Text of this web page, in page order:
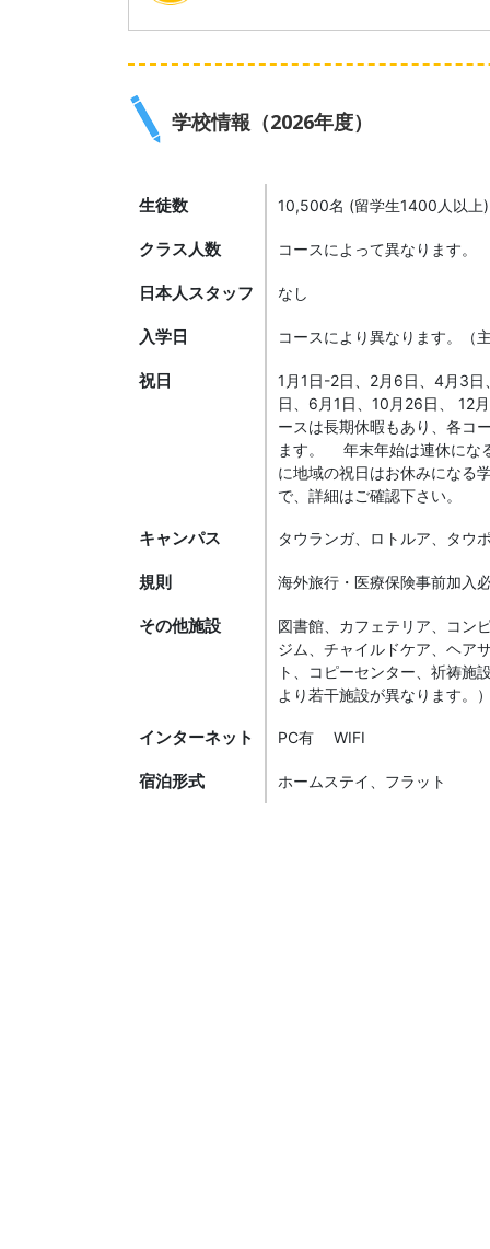
学校情報（2026年度）
生徒数 10,500名 (留学生1400人以上)
クラス人数 コースによって異なります。
日本人スタッフ なし
入学日 コースにより異なります。（
祝日
1月1日-2日、2月6日、4月3
日、6月1日、10月26日、 12
ースは長期休暇もあり、各コ
ます。 年末年始は連休にな
に地域の祝日はお休みになる
で、詳細はご確認下さい。
キャンパス タウランガ、ロトルア、タウ
規則 海外旅行・医療保険事前加入
その他施設
図書館、カフェテリア、コン
ジム、チャイルドケア、ヘア
ト、コピーセンター、祈祷施
より若干施設が異なります。
インターネット PC有 WIFI
宿泊形式 ホームステイ、フラット